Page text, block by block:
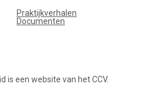
Praktijkverhalen
Documenten
is een website van het CCV.